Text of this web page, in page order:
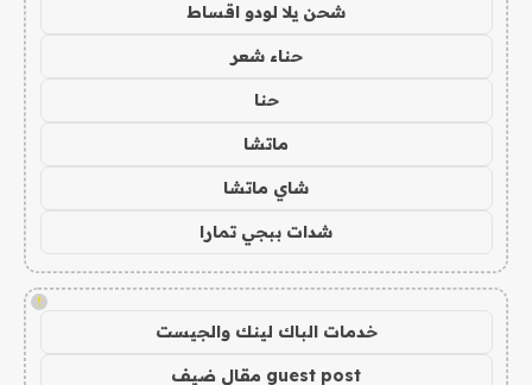
شحن يلا لودو اقساط
حناء شعر
حنا
ماتشا
شاي ماتشا
شدات ببجي تمارا
!
خدمات الباك لينك والجيست
guest post مقال ضيف